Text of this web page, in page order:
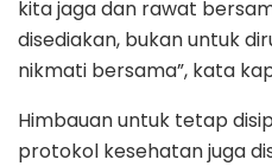
kita jaga dan rawat
disediakan, bukan untuk
nikmati bersama”, kata
Himbauan untuk tetap
protokol kesehatan juga